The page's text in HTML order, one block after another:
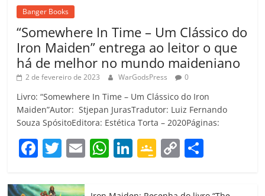
Banger Books
“Somewhere In Time – Um Clássico do
Iron Maiden” entrega ao leitor o que
há de melhor no mundo maideniano
2 de fevereiro de 2023 WarGodsPress 0
Livro: “Somewhere In Time – Um Clássico do Iron
Maiden”Autor: Stjepan JurasTradutor: Luiz Fernando
Souza SpósitoEditora: Estética Torta – 2020Páginas:
F
c
T
itt
E W
at
Li G C
p m